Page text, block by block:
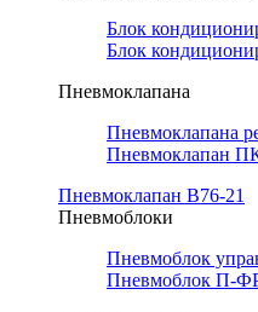
Блок
Блок
Пневмоклапана
Пневмоклапана
Пневмоклапан
Пневмоклапан В76-21
Пневмоблоки
Пневмоблок
Пневмоблок П-